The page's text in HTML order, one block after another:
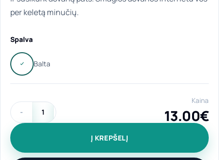
per keletą minučių.
Spalva
produkto kiekis: Aliumininė gertuvė "Mokslo ryklys" 400 ml
Kaina
13.00€
Į KREPŠELĮ